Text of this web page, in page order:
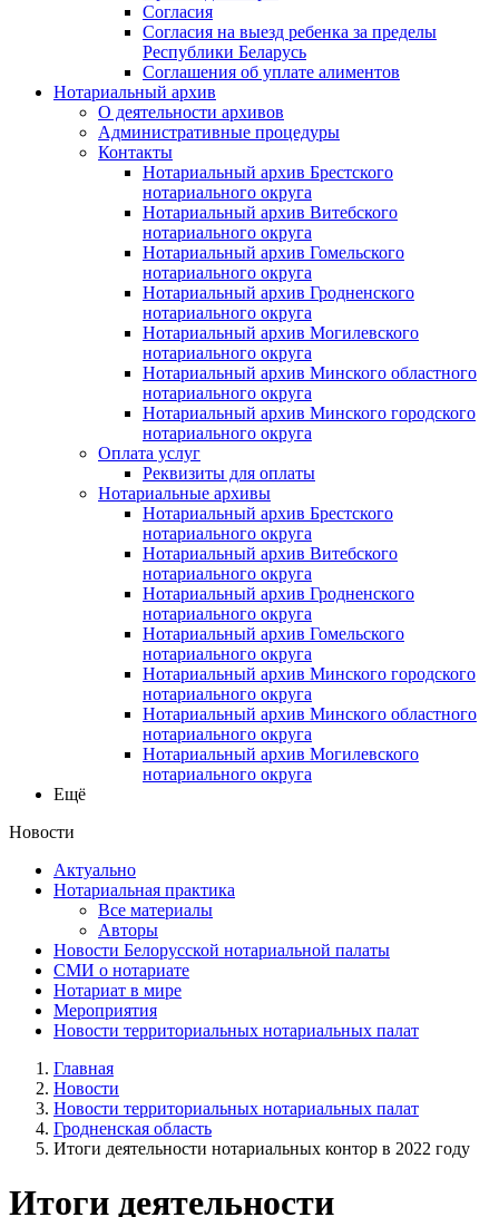
Согласия
Согласия на выезд ребенка за пределы
Республики Беларусь
Соглашения об уплате алиментов
Нотариальный архив
О деятельности архивов
Административные процедуры
Контакты
Нотариальный архив Брестского
нотариального округа
Нотариальный архив Витебского
нотариального округа
Нотариальный архив Гомельского
нотариального округа
Нотариальный архив Гродненского
нотариального округа
Нотариальный архив Могилевского
нотариального округа
Нотариальный архив Минского областного
нотариального округа
Нотариальный архив Минского городского
нотариального округа
Оплата услуг
Реквизиты для оплаты
Нотариальные архивы
Нотариальный архив Брестского
нотариального округа
Нотариальный архив Витебского
нотариального округа
Нотариальный архив Гродненского
нотариального округа
Нотариальный архив Гомельского
нотариального округа
Нотариальный архив Минского городского
нотариального округа
Нотариальный архив Минского областного
нотариального округа
Нотариальный архив Могилевского
нотариального округа
Ещё
Новости
Актуально
Нотариальная практика
Все материалы
Авторы
Новости Белорусской нотариальной палаты
СМИ о нотариате
Нотариат в мире
Мероприятия
Новости территориальных нотариальных палат
Главная
Новости
Новости территориальных нотариальных палат
Гродненская область
Итоги деятельности нотариальных контор в 2022 году
Итоги деятельности